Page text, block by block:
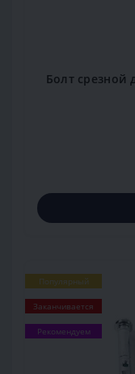
Болт срезной
Популярный
Заканчивается
Рекомендуем